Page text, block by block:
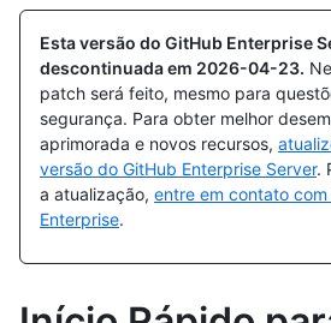
Esta versão do GitHub Enterprise
descontinuada em 2026-04-23.
patch será feito, mesmo para
segurança. Para obter melhor
aprimorada e novos recursos,
versão do GitHub Enterprise Server.
a atualização, entre em contato
Enterprise.